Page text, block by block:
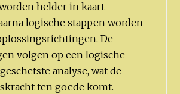
helder in kaart
logische stappen worden
De
volgen op een logische
analyse, wat de
ten goede komt.